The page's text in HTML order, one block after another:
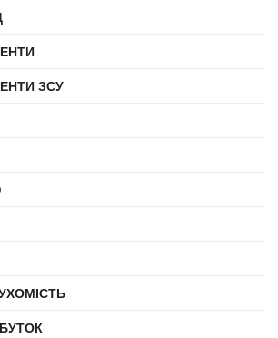
ЗСУ